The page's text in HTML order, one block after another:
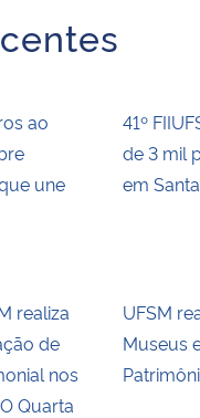
ao
une
41º
de 3 mil
em
realiza
de
nos
Quarta
UFSM
Museus